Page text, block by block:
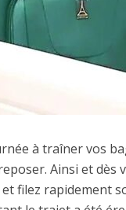
à traîner vos
Ainsi et dès
filez rapidement